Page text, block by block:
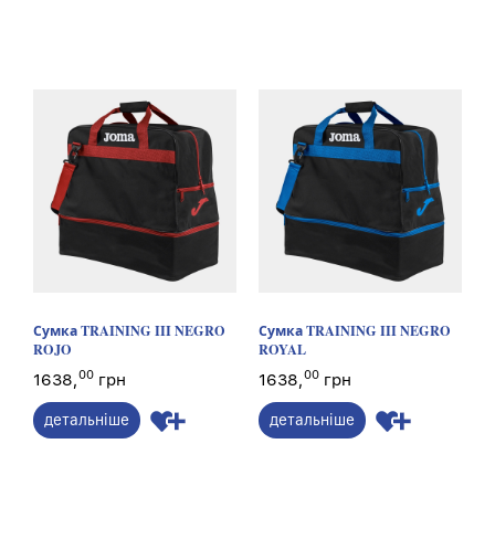
Сумка TRAINING III NEGRO
ROJO
1638,00 грн
детальніше
Сумка TRAINING III NEGRO
ROYAL
1638,00 грн
детальніше